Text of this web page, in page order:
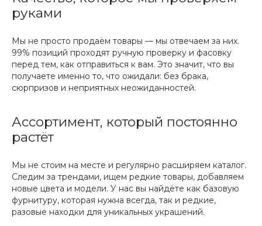
руками
Мы не просто продаём товары — мы отвечаем за них.
99% позиций проходят ручную проверку и фасовку
перед тем, как отправиться к вам. Это значит, что вы
получаете именно то, что ожидали: без брака,
сюрпризов и неприятных неожиданностей.
Ассортимент, который постоянно
растёт
Мы не стоим на месте и регулярно расширяем каталог.
Следим за трендами, ищем редкие товары, добавляем
новые цвета и модели. У нас вы найдёте как базовую
фурнитуру, которая нужна всегда, так и редкие,
разовые находки для уникальных украшений.